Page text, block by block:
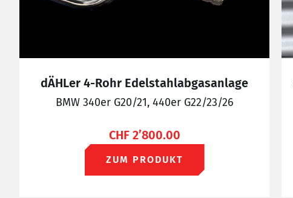
dÄHLer 4-Rohr Edelstahlabgasanlage
BMW 340er G20/21, 440er G22/23/26
CHF2’800.00
ZUM PRODUKT